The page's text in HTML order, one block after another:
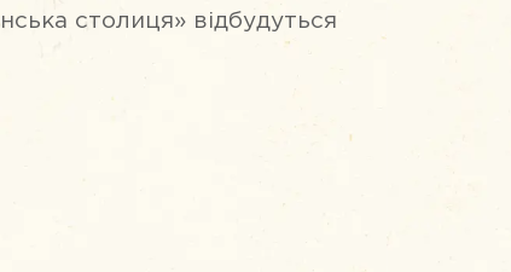
столиця» відбудуться